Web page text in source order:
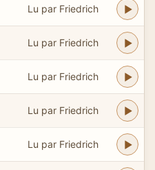
Lu par Friedrich
Lu par Friedrich
Lu par Friedrich
Lu par Friedrich
Lu par Friedrich